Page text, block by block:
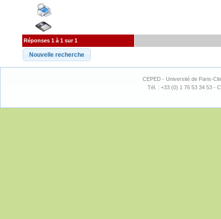
Réponses 1 à 1 sur 1
CEPED - Université de Paris-
Tél. : +33 (0) 1 76 53 34 53 -